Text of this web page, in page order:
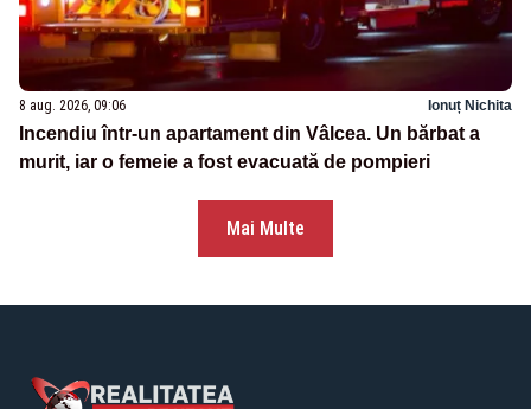
8 aug. 2026, 09:06 Ionuț Nichita
Incendiu într-un apartament din Vâlcea. Un bărbat a
murit, iar o femeie a fost evacuată de pompieri
Mai Multe